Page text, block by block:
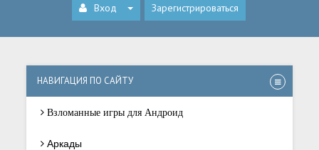
Вход Зарегистрироваться
НАВИГАЦИЯ ПО САЙТУ
Взломанные игры для Андроид
Аркады